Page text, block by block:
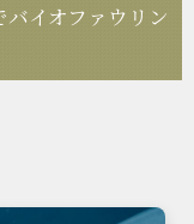
イオファウリン